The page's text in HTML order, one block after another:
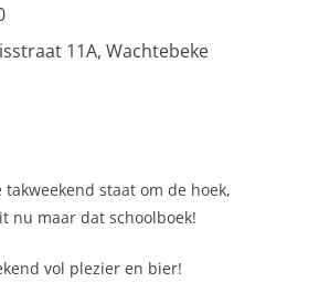
11A, Wachtebeke
staat om de hoek,
nu maar dat schoolboek!
vol plezier en bier!